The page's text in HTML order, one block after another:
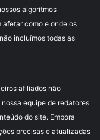
algoritmos
afetar como e onde os
incluímos todas as
afiliados não
equipe de redatores
do site. Embora
precisas e atualizadas